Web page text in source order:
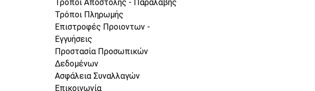
Τρόποι Αποστολής - Παραλαβής
Τρόποι Πληρωμής
Επιστροφές Προιοντων -
Εγγυήσεις
Προστασία Προσωπικών
Δεδομένων
Ασφάλεια Συναλλαγών
Επικοινωνία